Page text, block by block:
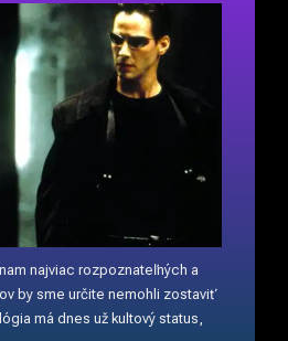
najviac rozpoznateľných a
by sme určite nemohli zostaviť
má dnes už kultový status,